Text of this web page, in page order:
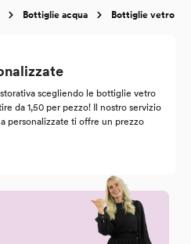
Bottiglie acqua Bottiglie vetro
scegliendo le bottiglie vetro
da 1,50 per pezzo! Il nostro servizio
personalizzate ti offre un prezzo
darà tutto un altro tono al tuo
potrai scegliere le caratteristiche
alla tua attività un gadget
o un pub.